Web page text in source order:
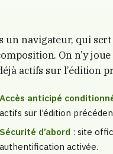
un navigateur, qui
On n’y joue
actifs sur l’édition
Accès anticipé
actifs sur l’édition
Sécurité d’abord : site
authentification activée.